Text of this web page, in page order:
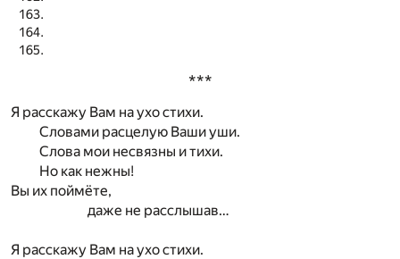
***
Я расскажу Вам на ухо стихи.
Словами расцелую Ваши уши.
Слова мои несвязны и тихи.
Но как нежны!
Вы их поймёте,
даже не расслышав…
Я расскажу Вам на ухо стихи.